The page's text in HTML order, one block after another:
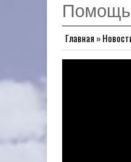
Помощь
Главная »